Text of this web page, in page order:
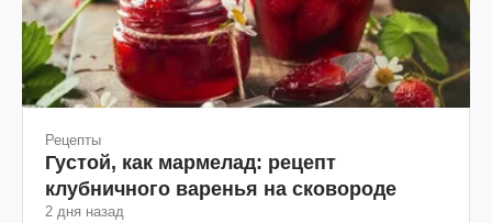
Рецепты
Густой, как мармелад: рецепт
клубничного варенья на сковороде